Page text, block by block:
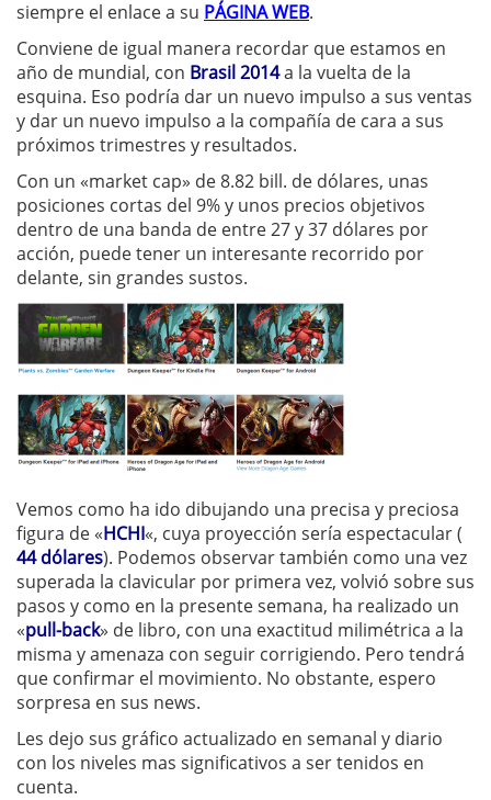
siempre el enlace a su PÁGINA WEB.
Conviene de igual manera recordar que estamos en
año de mundial, con Brasil 2014a la vuelta de la
esquina. Eso podría dar un nuevo impulso a sus ventas
y dar un nuevo impulso a la compañía de cara a sus
próximos trimestres y resultados.
Con un «market cap» de 8.82 bill. de dólares, unas
posiciones cortas del 9% y unos precios objetivos
dentro de una banda de entre 27 y 37 dólares por
acción, puede tener un interesante recorrido por
delante, sin grandes sustos.
Vemos como ha ido dibujando una precisa y preciosa
figura de «HCHI«, cuya proyección sería espectacular (
44 dólares). Podemos observar también como una vez
superada la clavicular por primera vez, volvió sobre sus
pasos y como en la presente semana, ha realizado un
«pull-back» de libro, con una exactitud milimétrica a la
misma y amenaza con seguir corrigiendo. Pero tendrá
que confirmar el movimiento. No obstante, espero
sorpresa en sus news.
Les dejo sus gráfico actualizado en semanal y diario
con los niveles mas significativos a ser tenidos en
cuenta.